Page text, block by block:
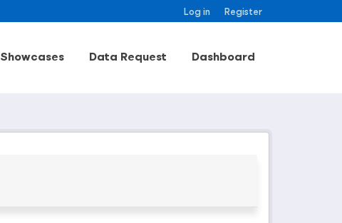
Log in Register
Showcases Data Request Dashboard